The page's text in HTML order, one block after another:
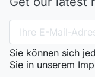
Sie können sich
Sie in unserem